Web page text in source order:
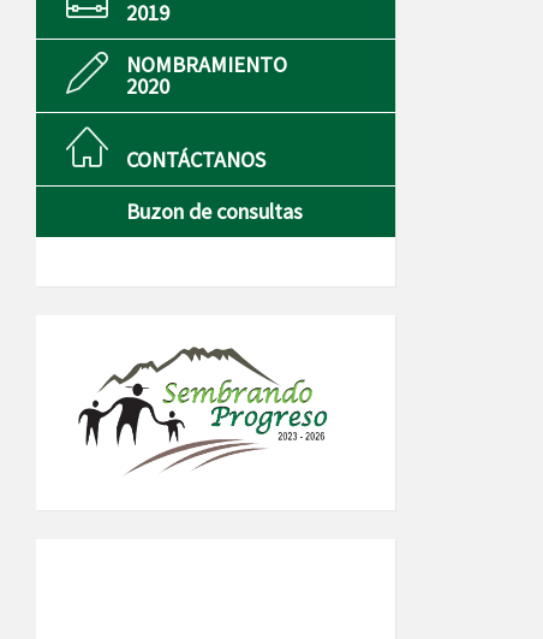
2019
NOMBRAMIENTO
2020
CONTÁCTANOS
Buzon de consultas